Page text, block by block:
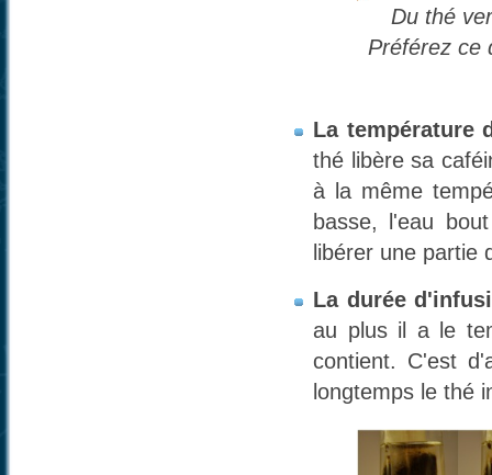
Du thé
Préférez ce
La température
thé libère sa
à la même
basse, l'eau
libérer une partie
La durée
au plus il a le
contient. C'est
longtemps le thé